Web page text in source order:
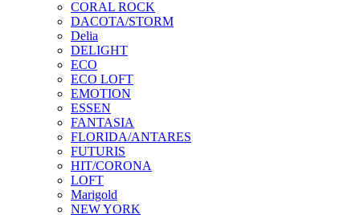
CORAL ROCK
DACOTA/STORM
Delia
DELIGHT
ECO
ECO LOFT
EMOTION
ESSEN
FANTASIA
FLORIDA/ANTARES
FUTURIS
HIT/CORONA
LOFT
Marigold
NEW YORK